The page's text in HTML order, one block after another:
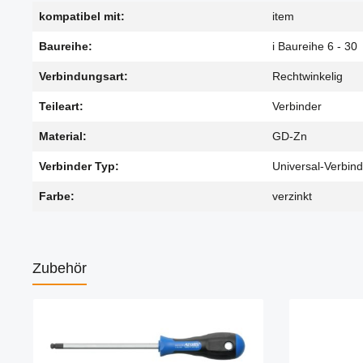
kompatibel mit: item
Baureihe: i Baureihe 6 - 30
Verbindungsart: Rechtwinkelig
Teileart: Verbinder
Material: GD-Zn
Verbinder Typ: Universal-
Farbe: verzinkt
Zubehör